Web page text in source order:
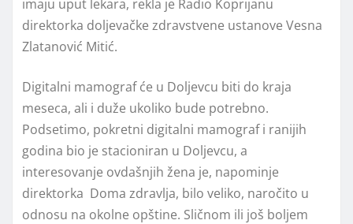
imaju uput lekara, rekla je Radio Koprijanu
direktorka doljevačke zdravstvene ustanove Vesna
Zlatanović Mitić.
Digitalni mamograf će u Doljevcu biti do kraja
meseca, ali i duže ukoliko bude potrebno.
Podsetimo, pokretni digitalni mamograf i ranijih
godina bio je stacioniran u Doljevcu, a
interesovanje ovdašnjih žena je, napominje
direktorka Doma zdravlja, bilo veliko, naročito u
odnosu na okolne opštine. Sličnom ili još boljem